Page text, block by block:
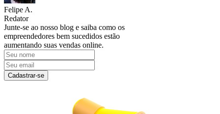
Felipe A.
Redator
Junte-se ao nosso blog e saiba como os
empreendedores bem sucedidos estão
aumentando suas vendas online.
Cadastrar-se